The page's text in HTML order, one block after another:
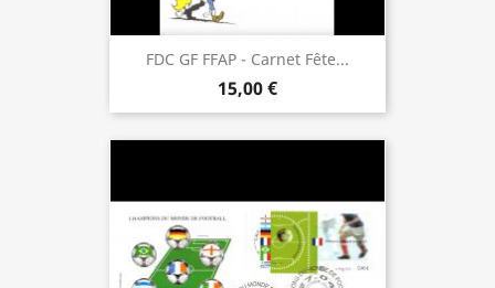
FDC GF FFAP - Carnet Fête...
15,00 €